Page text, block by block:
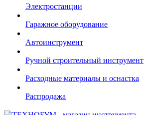
Электростанции
Гаражное оборудование
Автоинструмент
Ручной строительный инструмент
Расходные материалы и оснастка
Распродажа